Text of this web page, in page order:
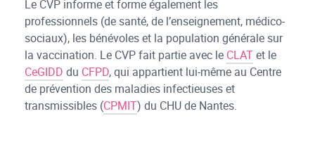
Le CVP informe et forme également les
professionnels (de santé, de l’enseignement, médico-
sociaux), les bénévoles et la population générale sur
la vaccination. Le CVP fait partie avec le CLATet le
CeGIDD du CFPD, qui appartient lui-même au Centre
de prévention des maladies infectieuses et
transmissibles (CPMIT) du CHU de Nantes.